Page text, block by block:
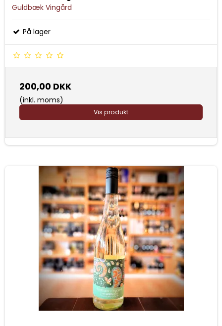
Guldbæk Vingård
På lager
200,00 DKK
(inkl. moms)
Vis produkt